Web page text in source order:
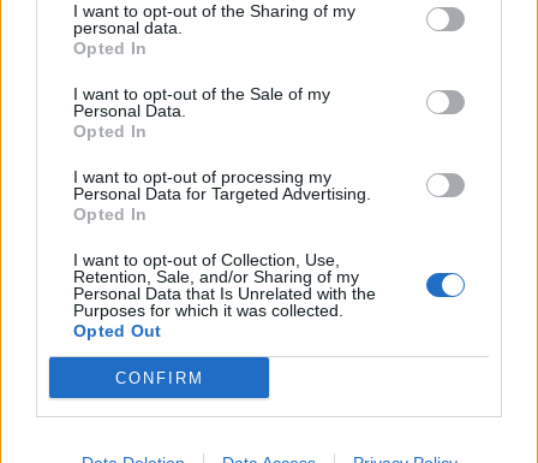
I want to opt-out of the Sharing of my
personal data.
Opted In
I want to opt-out of the Sale of my
Personal Data.
Opted In
I want to opt-out of processing my
Personal Data for Targeted Advertising.
Opted In
I want to opt-out of Collection, Use,
Retention, Sale, and/or Sharing of my
Personal Data that Is Unrelated with the
Purposes for which it was collected.
Opted Out
CONFIRM
Έλλη Κοκκίνου: Οι καλοκαιρινές στιγμές στην
Κύθνο με ριγέ μαγιό
Κλέλια Ανδριολάτου: Yoga δίπλα στα νερά του